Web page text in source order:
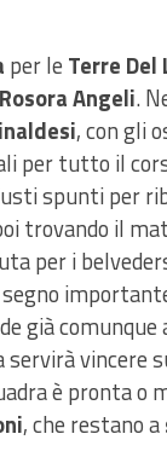
per le Terre Del
Angeli.
, con gli
per tutto il
spunti per
trovando il
per i
già comunque
vincere
è pronta o
, che restano a